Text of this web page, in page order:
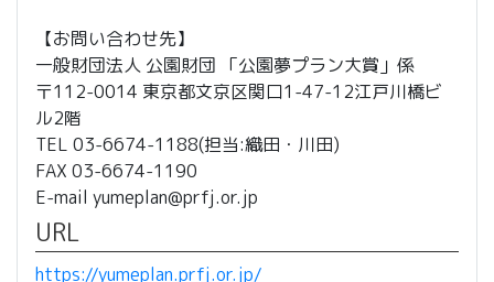
【お問い合わせ先】
一般財団法人 公園財団 「公園夢プラン大賞」係
〒112-0014 東京都文京区関口1-47-12江戸川橋ビ
ル2階
TEL 03-6674-1188(担当:織田・川田)
FAX 03-6674-1190
E-mail yumeplan@prfj.or.jp
URL
https://yumeplan.prfj.or.jp/